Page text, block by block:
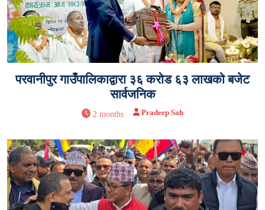
परवानीपुर गाउँपालिकाद्वारा ३६ करोड ६३ लाखको बजेट
सार्वजनिक
2 months Pradeep Sah